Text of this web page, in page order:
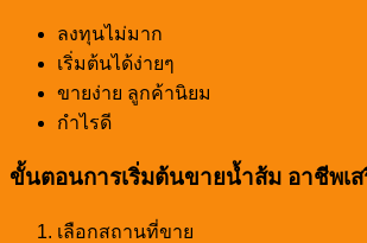
ลงทุนไม่มาก
เริ่มต้นได้ง่ายๆ
ขายง่าย ลูกค้านิยม
กำไรดี
ขั้นตอนการเริ่มต้นขายน้ำส้ม อาชีพเ
เลือกสถานที่ขาย